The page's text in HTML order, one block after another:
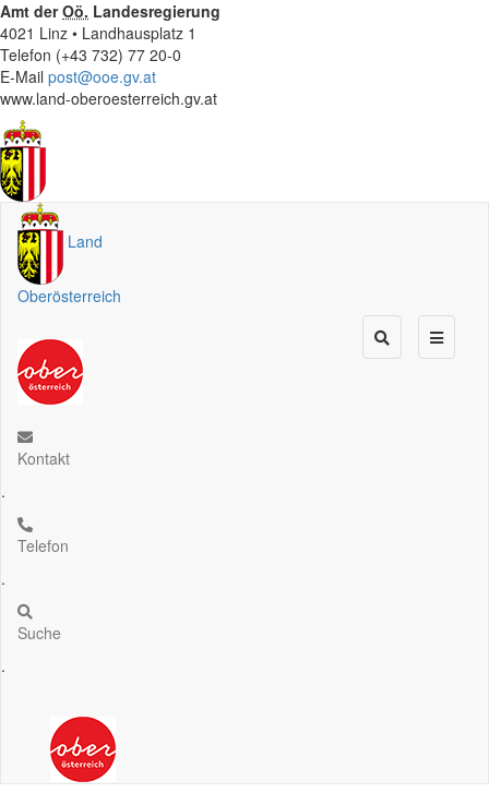
Amt derOö. Landesregierung
4021 Linz • Landhausplatz 1
Telefon (+43 732) 77 20-0
E-Mail post@ooe.gv.at
www.land-oberoesterreich.gv.at
Land
Oberösterreich
Kontakt
.
Telefon
.
Suche
.